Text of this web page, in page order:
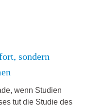
sondern
wenn Studien
tut die Studie des